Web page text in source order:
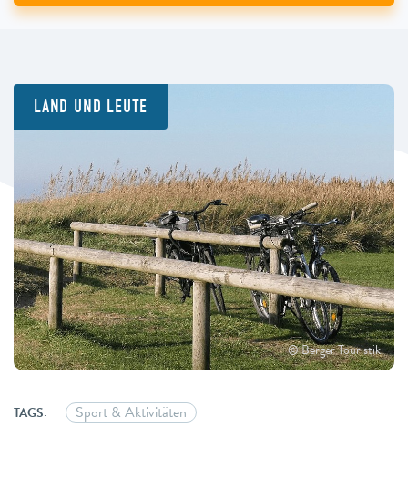
LAND UND LEUTE
© Berger Touristik
TAGS: Sport & Aktivitäten